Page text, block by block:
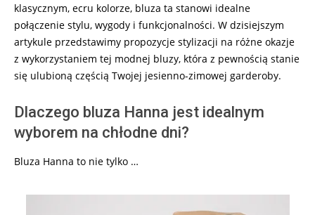
klasycznym, ecru kolorze, bluza ta stanowi idealne
połączenie stylu, wygody i funkcjonalności. W dzisiejszym
artykule przedstawimy propozycje stylizacji na różne okazje
z wykorzystaniem tej modnej bluzy, która z pewnością stanie
się ulubioną częścią Twojej jesienno-zimowej garderoby.
Dlaczego bluza Hanna jest idealnym
wyborem na chłodne dni?
Bluza Hanna to nie tylko …